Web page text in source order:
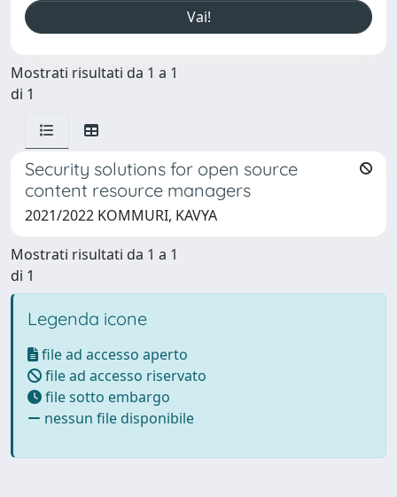
Mostrati risultati da 1 a 1
di 1
Security solutions for open source
content resource managers
2021/2022 KOMMURI, KAVYA
Mostrati risultati da 1 a 1
di 1
Legenda icone
file ad accesso aperto
file ad accesso riservato
file sotto embargo
nessun file disponibile